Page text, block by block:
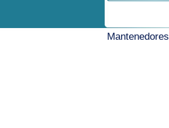
Mantenedores